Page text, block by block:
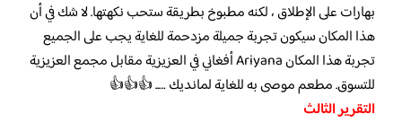
بهارات على الإطلاق ، لكنه مطبوخ بطريقة ستحب نكهتها. لا شك في أن
هذا المكان سيكون تجربة جميلة مزدحمة للغاية يجب على الجميع
تجربة هذا المكان Ariyana أفغاني في العزيزية مقابل مجمع العزيزية
للتسوق. مطعم موصى به للغاية لمانديك ….. 👍👍👍
التقرير الثالث